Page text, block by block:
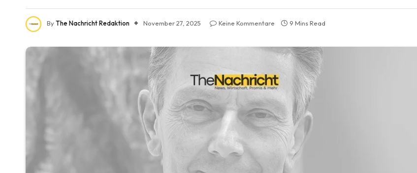
ByThe Nachricht Redaktion November 27, 2025 Keine Kommentare 9 Mins Read